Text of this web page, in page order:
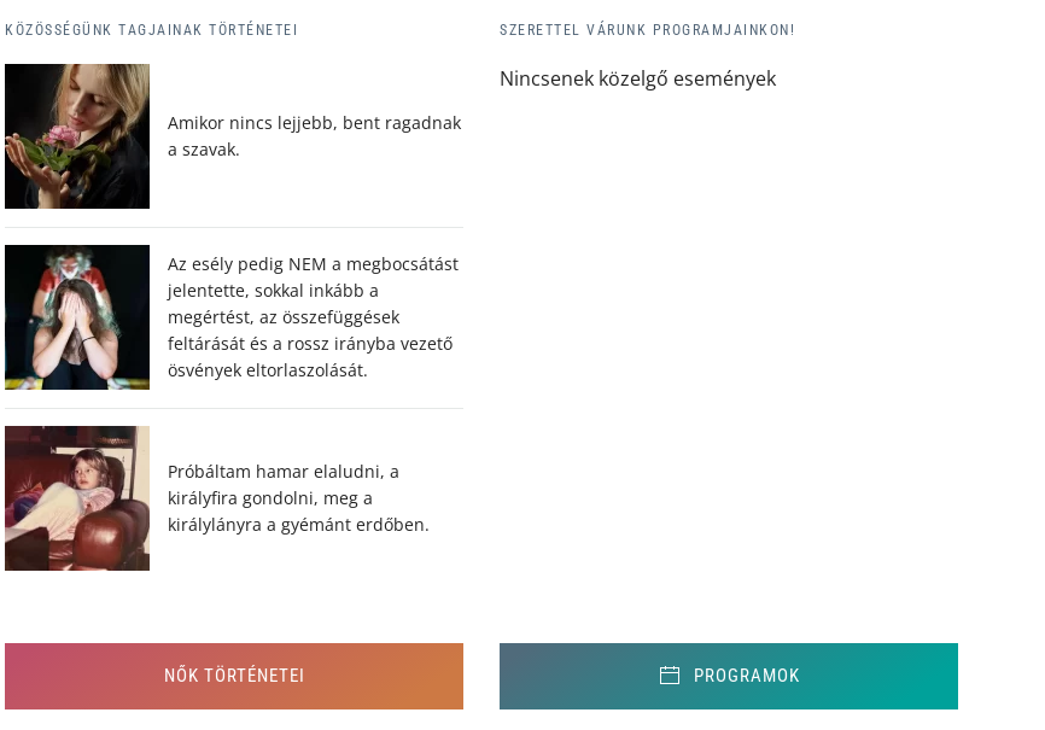
KÖZÖSSÉGÜNK TAGJAINAK TÖRTÉNETEI
Amikor nincs lejjebb, bent ragadnak
a szavak.
Az esély pedig NEM a megbocsátást
jelentette, sokkal inkább a
megértést, az összefüggések
feltárását és a rossz irányba vezető
ösvények eltorlaszolását.
Próbáltam hamar elaludni, a
királyfira gondolni, meg a
királylányra a gyémánt erdőben.
SZERETTEL VÁRUNK PROGRAMJAINKON!
Nincsenek közelgő események
NŐK TÖRTÉNETEI PROGRAMOK